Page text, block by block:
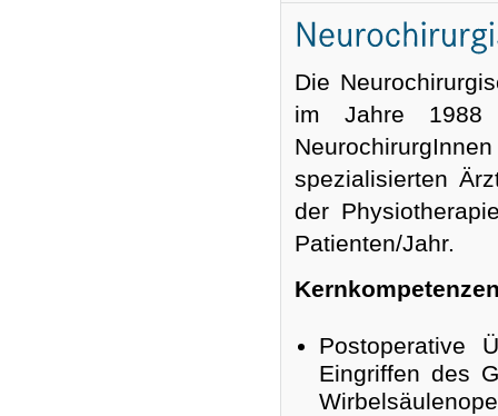
Die
im Jahre 1988
spezialisierten
der
Patienten/Jahr.
Postoperative
Eingriffen des